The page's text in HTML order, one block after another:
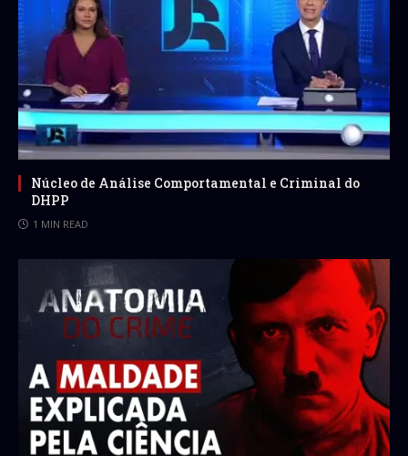
Núcleo de Análise Comportamental e Criminal do
DHPP
1 MIN READ